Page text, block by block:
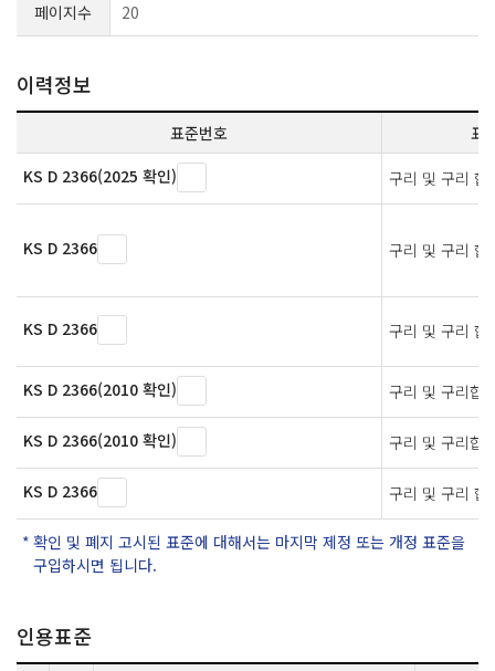
페이지수 20
이력정보
표준번호
표
KS D 2366(2025 확인)
구리 및 구리
KS D 2366 구리 및 구리
KS D 2366 구리 및 구리 합
KS D 2366(2010 확인) 구리 및 구리합
KS D 2366(2010 확인) 구리 및 구리합
KS D 2366 구리 및 구리 합
확인 및 폐지 고시된 표준에 대해서는 마지막 제정 또는 개정 표준을
구입하시면 됩니다.
인용표준